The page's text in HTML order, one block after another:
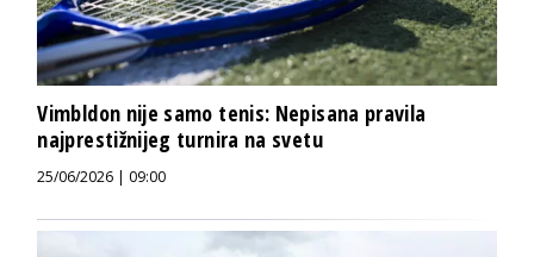
Vimbldon nije samo tenis: Nepisana pravila
najprestižnijeg turnira na svetu
25/06/2026 | 09:00